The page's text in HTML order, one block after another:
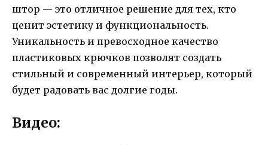
штор — это отличное решение для тех, кто
ценит эстетику и функциональность.
Уникальность и превосходное качество
пластиковых крючков позволят создать
стильный и современный интерьер, который
будет радовать вас долгие годы.
Видео: